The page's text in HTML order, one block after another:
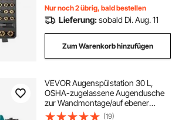
Nur noch 2 übrig, bald bestellen
Lieferung:sobald Di. Aug. 11
Zum Warenkorb hinzufügen
VEVOR Augenspülstation 30 L,
OSHA-zugelassene Augendusche
zur Wandmontage/auf ebener
Fläche, Notfall-Augenspüleinheit
(19)